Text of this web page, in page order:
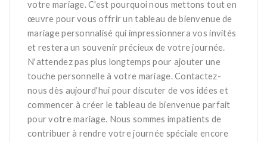
votre mariage. C'est pourquoi nous mettons tout en
œuvre pour vous offrir un tableau de bienvenue de
mariage personnalisé qui impressionnera vos invités
et restera un souvenir précieux de votre journée.
N'attendez pas plus longtemps pour ajouter une
touche personnelle à votre mariage. Contactez-
nous dès aujourd'hui pour discuter de vos idées et
commencer à créer le tableau de bienvenue parfait
pour votre mariage. Nous sommes impatients de
contribuer à rendre votre journée spéciale encore